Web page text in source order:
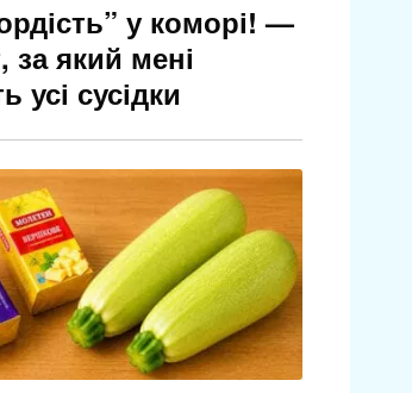
у коморі! —
за який мені
усі сусідки